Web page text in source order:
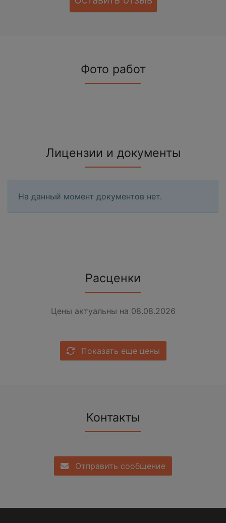
Фото работ
Лицензии и документы
На данный момент документов нет.
Расценки
Цены актуальны на 08.08.2026
Показать еще цены
Контакты
Отправить сообщение